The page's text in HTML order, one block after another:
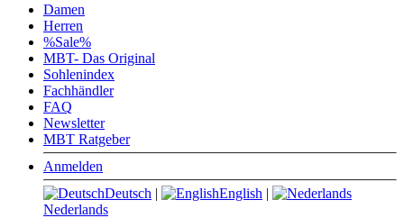
Damen
Herren
%Sale%
MBT- Das Original
Sohlenindex
Fachhändler
FAQ
Newsletter
MBT Ratgeber
Anmelden
Deutsch | English |
Nederlands